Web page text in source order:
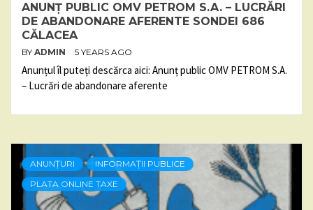
ANUNȚ PUBLIC OMV PETROM S.A. – LUCRĂRI
DE ABANDONARE AFERENTE SONDEI 686
CĂLACEA
BY ADMIN 5 YEARS AGO
Anunțul îl puteți descărca aici: Anunț public OMV PETROM S.A.
– Lucrări de abandonare aferente
ANUNȚURI
INFORMAȚII PUBLICE
PLATA ONLINE TAXE